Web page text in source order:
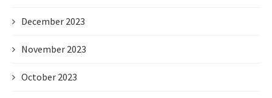
December 2023
November 2023
October 2023